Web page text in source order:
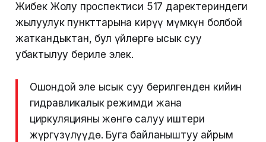
Жибек Жолу проспектиси 517 даректериндеги
жылуулук пункттарына кирүү мүмкүн болбой
жаткандыктан, бул үйлөргө ысык суу
убактылуу бериле элек.
Ошондой эле ысык суу берилгенден кийин
гидравликалык режимди жана
циркуляцияны жөнгө салуу иштери
жүргүзүлүүдө. Буга байланыштуу айрым